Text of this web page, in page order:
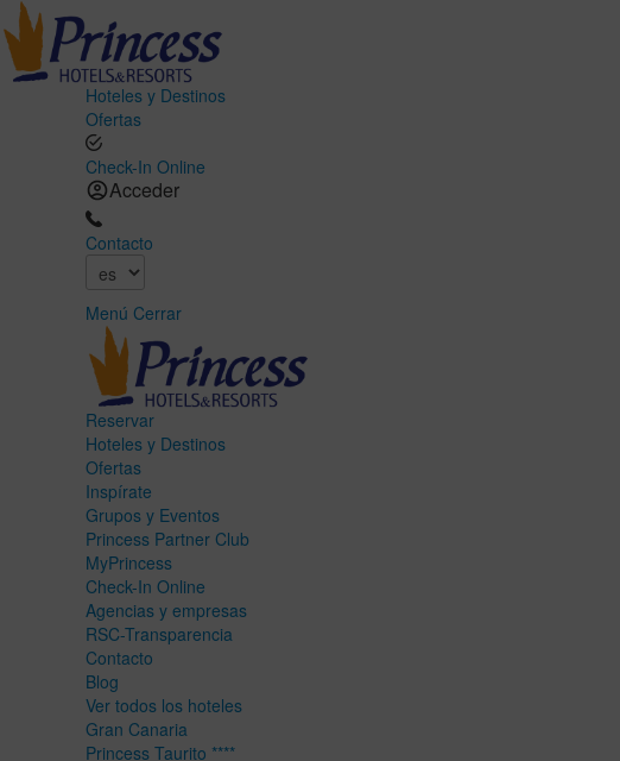
Hoteles y Destinos
Ofertas
Check-In Online
Acceder
Contacto
Menú Cerrar
Reservar
Hoteles y Destinos
Ofertas
Inspírate
Grupos y Eventos
Princess Partner Club
MyPrincess
Check-In Online
Agencias y empresas
RSC-Transparencia
Contacto
Blog
Ver todos los hoteles
Gran Canaria
Princess Taurito ****